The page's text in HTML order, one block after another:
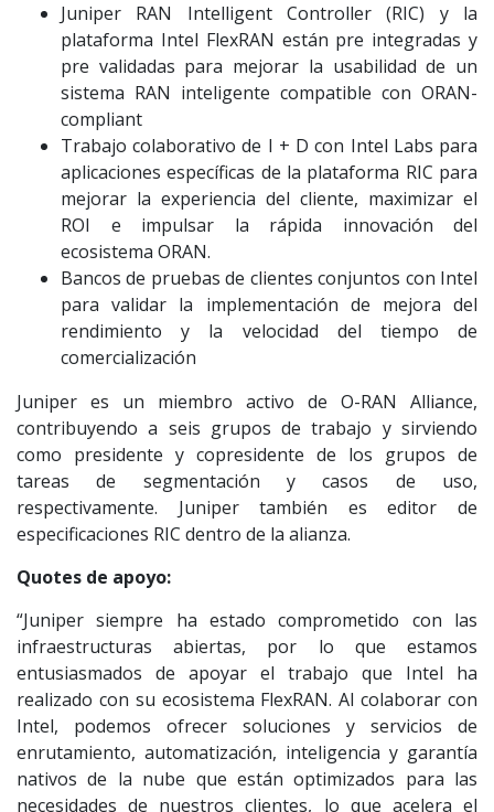
Juniper RAN Intelligent Controller (RIC) y la
plataforma Intel FlexRAN están pre integradas y
pre validadas para mejorar la usabilidad de un
sistema RAN inteligente compatible con ORAN-
compliant
Trabajo colaborativo de I + D con Intel Labs para
aplicaciones específicas de la plataforma RIC para
mejorar la experiencia del cliente, maximizar el
ROI e impulsar la rápida innovación del
ecosistema ORAN.
Bancos de pruebas de clientes conjuntos con Intel
para validar la implementación de mejora del
rendimiento y la velocidad del tiempo de
comercialización
Juniper es un miembro activo de O-RAN Alliance,
contribuyendo a seis grupos de trabajo y sirviendo
como presidente y copresidente de los grupos de
tareas de segmentación y casos de uso,
respectivamente. Juniper también es editor de
especificaciones RIC dentro de la alianza.
Quotes de apoyo:
“Juniper siempre ha estado comprometido con las
infraestructuras abiertas, por lo que estamos
entusiasmados de apoyar el trabajo que Intel ha
realizado con su ecosistema FlexRAN. Al colaborar con
Intel, podemos ofrecer soluciones y servicios de
enrutamiento, automatización, inteligencia y garantía
nativos de la nube que están optimizados para las
necesidades de nuestros clientes, lo que acelera el